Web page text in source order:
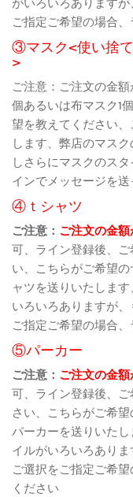
ご指定ご希望の場合
③マスク<使い捨
>
ご注意：ご注文の金
個あるいは布マスク1
望を教えてください
します、弊店のマス
しさらにマスクのス
インでメッセージを
④ｔシャツ
ご注意： ご注文の金
可、ライン登録後、
い、こちらがご希望
ャツを送りいたしま
いろいろありますが
ご指定ご希望の場合
⑤パーカー
ご注意： ご注文の金
可、ライン登録後、
さい、こちらがご希
パーカーを送りいた
イルがいろいろあり
ご選択をご指定ご希
ください